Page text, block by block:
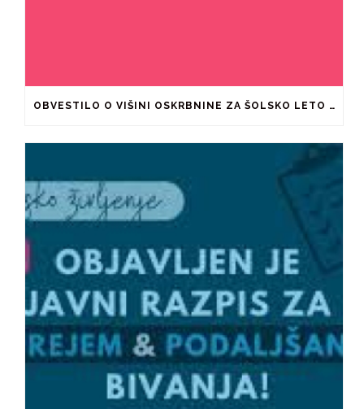
OBVESTILO O VIŠINI OSKRBNINE ZA ŠOLSKO LETO 2026/2027